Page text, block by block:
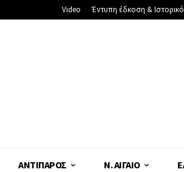
Video Έντυπη έδκοση &
ΑΝΤΊΠΑΡΟΣ Ν. ΑΙΓΑΊΟ